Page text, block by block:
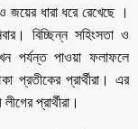
জয়ের ধারা ধরে রেখেছে ।
বিচ্ছিন্ন সহিংসতা ও
পর্যন্ত পাওয়া ফলাফলে
প্রতীকের প্রার্থীরা। এর
প্রার্থীরা।